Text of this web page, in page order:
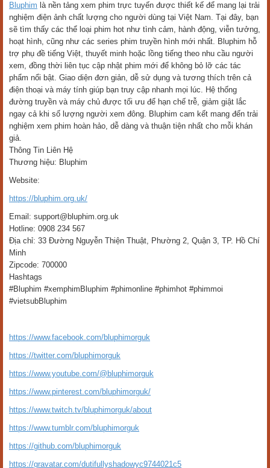
Bluphim là nền tảng xem phim trực tuyến được thiết kế để mang lại trải
nghiệm điện ảnh chất lượng cho người dùng tại Việt Nam. Tại đây, bạn
sẽ tìm thấy các thể loại phim hot như tình cảm, hành động, viễn tưởng,
hoạt hình, cũng như các series phim truyền hình mới nhất. Bluphim hỗ
trợ phụ đề tiếng Việt, thuyết minh hoặc lồng tiếng theo nhu cầu người
xem, đồng thời liên tục cập nhật phim mới để không bỏ lỡ các tác
phẩm nổi bật. Giao diện đơn giản, dễ sử dụng và tương thích trên cả
điện thoại và máy tính giúp bạn truy cập nhanh mọi lúc. Hệ thống
đường truyền và máy chủ được tối ưu để hạn chế trễ, giảm giật lắc
ngay cả khi số lượng người xem đông. Bluphim cam kết mang đến trải
nghiệm xem phim hoàn hảo, dễ dàng và thuận tiện nhất cho mỗi khán
giả.
Thông Tin Liên Hệ
Thương hiệu: Bluphim
Website:
https://bluphim.org.uk/
Email: support@bluphim.org.uk
Hotline: 0908 234 567
Địa chỉ: 33 Đường Nguyễn Thiện Thuật, Phường 2, Quận 3, TP. Hồ Chí
Minh
Zipcode: 700000
Hashtags
#Bluphim #xemphimBluphim #phimonline #phimhot #phimmoi
#vietsubBluphim
https://www.facebook.com/bluphimorguk
https://twitter.com/bluphimorguk
https://www.youtube.com/@bluphimorguk
https://www.pinterest.com/bluphimorguk/
https://www.twitch.tv/bluphimorguk/about
https://www.tumblr.com/bluphimorguk
https://github.com/bluphimorguk
https://gravatar.com/dutifullyshadowyc9744021c5